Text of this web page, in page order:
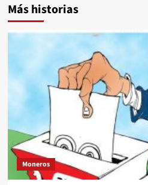
Más historias
Moneros